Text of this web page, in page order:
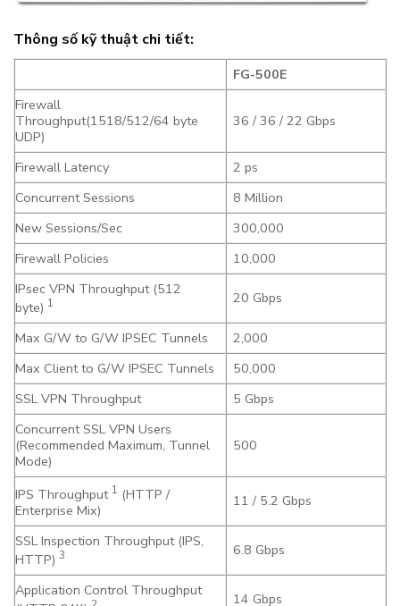
Thông số kỹ thuật chi tiết:
FG-500E
Firewall
Throughput(1518/512/64 byte
UDP)
36 / 36 / 22 Gbps
Firewall Latency
2 ps
Concurrent Sessions
8 Million
New Sessions/Sec
300,000
Firewall Policies
10,000
IPsec VPN Throughput (512
byte) 1 20 Gbps
Max G/W to G/W IPSEC Tunnels
2,000
Max Client to G/W IPSEC Tunnels
50,000
SSL VPN Throughput
5 Gbps
Concurrent SSL VPN Users
(Recommended Maximum, Tunnel
Mode)
500
IPS Throughput 1 (HTTP /
Enterprise Mix)
11 / 5.2 Gbps
SSL Inspection Throughput (IPS,
HTTP) 3 6.8 Gbps
Application Control Throughput
14 Gbps